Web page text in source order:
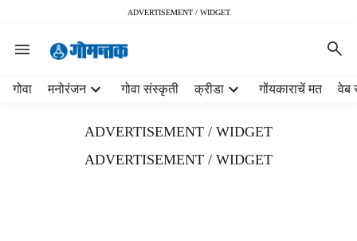
ADVERTISEMENT / WIDGET
गोवा मनोरंजन गोवा संस्कृती क्रीडा गोंयकाराचें मत वेब
ADVERTISEMENT / WIDGET
ADVERTISEMENT / WIDGET